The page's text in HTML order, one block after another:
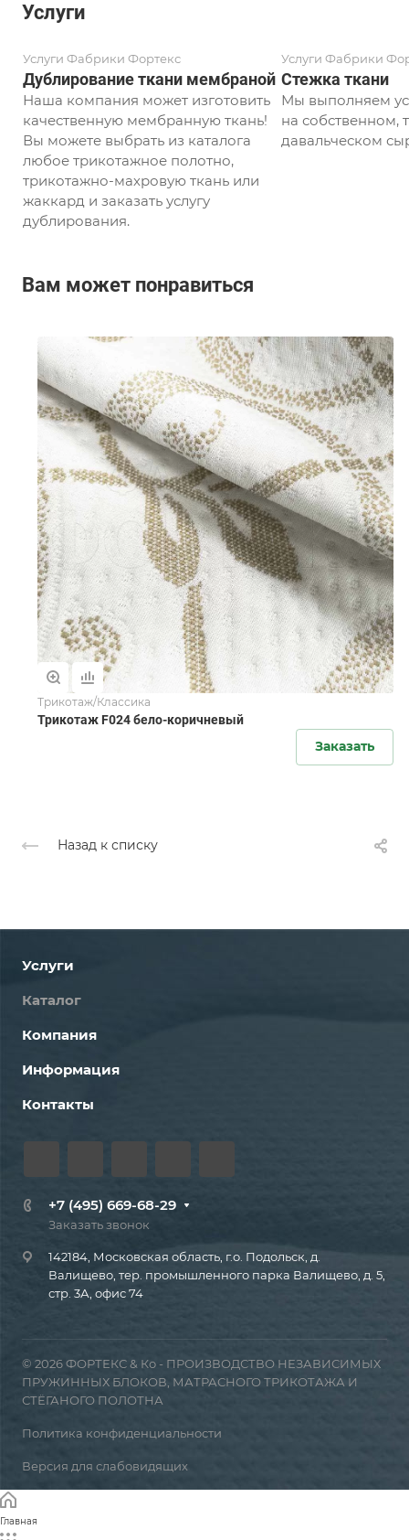
Услуги
Услуги Фабрики Фортекс
Дублирование ткани мембраной
Наша компания может изготовить
качественную мембранную ткань!
Вы можете выбрать из каталога
любое трикотажное полотно,
трикотажно-махровую ткань или
жаккард и заказать услугу
дублирования.
Услуги Фабрики
Стежка ткани
Мы выполняем
на собственном,
давальческом
Вам может понравиться
Трикотаж/Классика
Трикотаж F024 бело-коричневый
Заказать
Назад к списку
Услуги
Каталог
Компания
Информация
Контакты
+7 (495) 669-68-29
Заказать звонок
142184, Московская область, г.о. Подольск, д.
Валищево, тер. промышленного парка Валищево, д. 5,
стр. 3А, офис 74
© 2026 ФОРТЕКС & Ко - ПРОИЗВОДСТВО НЕЗАВИСИМЫХ
ПРУЖИННЫХ БЛОКОВ, МАТРАСНОГО ТРИКОТАЖА И
СТЁГАНОГО ПОЛОТНА
Политика конфиденциальности
Версия для слабовидящих
Главная